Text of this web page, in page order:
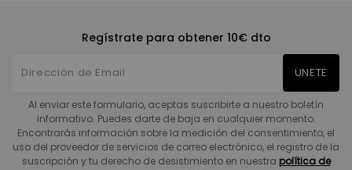
Regístrate para obtener 10€ dto
UNETE
Al enviar este formulario, aceptas suscribirte a nuestro boletín
informativo. Puedes darte de baja en cualquier momento.
Encontrarás información sobre la medición del consentimiento, el
uso del proveedor de servicios de correo electrónico, el registro de la
suscripción y tu derecho de desistimiento en nuestra política de